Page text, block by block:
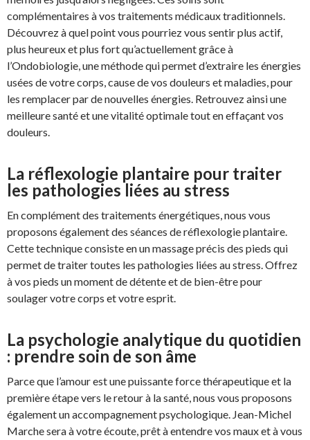
complémentaires à vos traitements médicaux traditionnels.
Découvrez à quel point vous pourriez vous sentir plus actif,
plus heureux et plus fort qu’actuellement grâce à
l’Ondobiologie, une méthode qui permet d’extraire les énergies
usées de votre corps, cause de vos douleurs et maladies, pour
les remplacer par de nouvelles énergies. Retrouvez ainsi une
meilleure santé et une vitalité optimale tout en effaçant vos
douleurs.
La réflexologie plantaire pour traiter
les pathologies liées au stress
En complément des traitements énergétiques, nous vous
proposons également des séances de réflexologie plantaire.
Cette technique consiste en un massage précis des pieds qui
permet de traiter toutes les pathologies liées au stress. Offrez
à vos pieds un moment de détente et de bien-être pour
soulager votre corps et votre esprit.
La psychologie analytique du quotidien
: prendre soin de son âme
Parce que l’amour est une puissante force thérapeutique et la
première étape vers le retour à la santé, nous vous proposons
également un accompagnement psychologique. Jean-Michel
Marche sera à votre écoute, prêt à entendre vos maux et à vous